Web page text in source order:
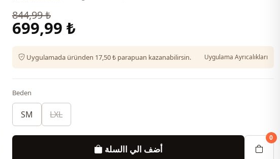
844,99 ₺
699,99 ₺
Uygulamada üründen 17,50 ₺ parapuan kazanabilirsin. Uygulama Ayrıcalıkları
Beden
SM LXL
أضف الي االسلة
0